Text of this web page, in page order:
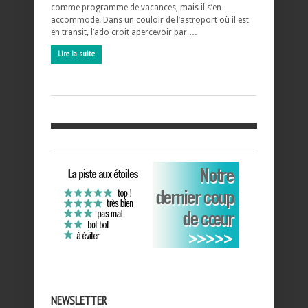
comme programme de vacances, mais il s’en
accommode. Dans un couloir de l’astroport où il est
en transit, l’ado croit apercevoir par …
Lire la suite
NEWSLETTER